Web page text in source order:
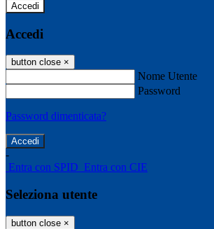
Accedi
Accedi
button close ×
Nome Utente
Password
Password dimenticata?
-
Entra con SPID Entra con CIE
Seleziona utente
button close ×